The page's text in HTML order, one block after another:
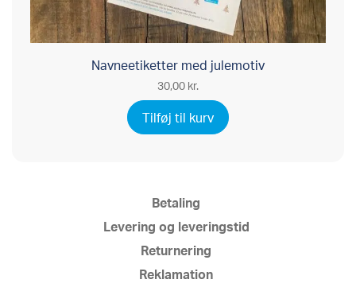
Navneetiketter med julemotiv
30,00 kr.
Tilføj til kurv
Betaling
Levering og leveringstid
Returnering
Reklamation